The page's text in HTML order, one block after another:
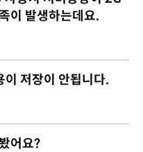
이 발생하는데요.
저장이 안됩니다.
어요?